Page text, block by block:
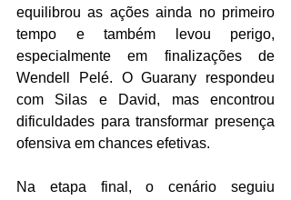
equilibrou as ações ainda no primeiro
tempo e também levou perigo,
especialmente em finalizações de
Wendell Pelé. O Guarany respondeu
com Silas e David, mas encontrou
dificuldades para transformar presença
ofensiva em chances efetivas.
Na etapa final, o cenário seguiu